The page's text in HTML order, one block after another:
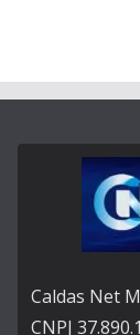
Caldas Net
CNPJ